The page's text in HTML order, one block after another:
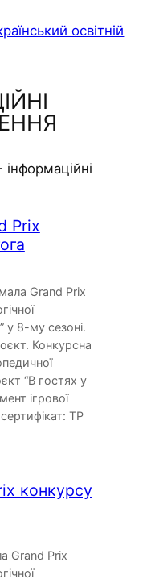
Prix
Grand Prix
у 8-му сезоні.
Конкурсна
“В гостях у
ігрової
TP
конкурсу
Grand Prix